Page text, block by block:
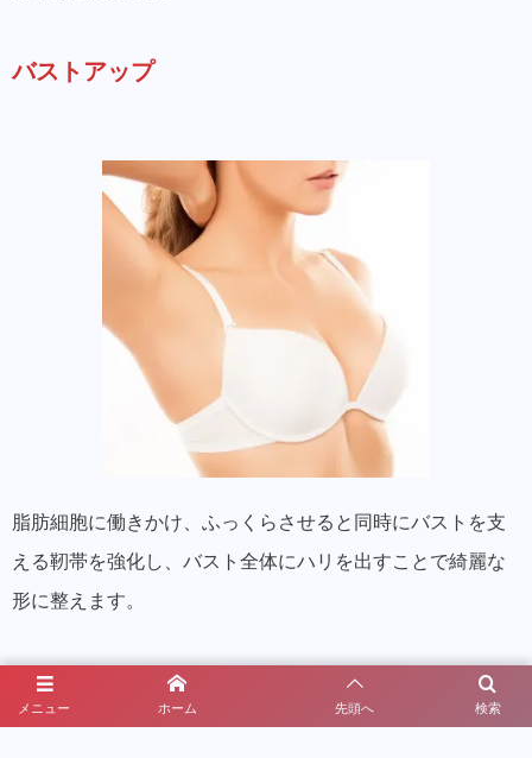
バストアップ
脂肪細胞に働きかけ、ふっくらさせると同時にバストを支
える靭帯を強化し、バスト全体にハリを出すことで綺麗な
形に整えます。
メニュー 検索
ホーム 先頭へ